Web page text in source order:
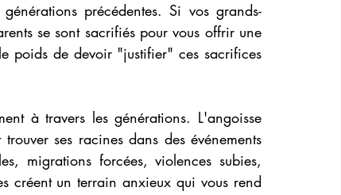
précédentes. Si vos grands-
se sont sacrifiés pour vous offrir une
poids de devoir "justifier" ces sacrifices
à travers les générations. L'angoisse
ses racines dans des événements
migrations forcées, violences subies,
créent un terrain anxieux qui vous rend